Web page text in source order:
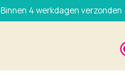
Binnen 4 werkdagen verzonden